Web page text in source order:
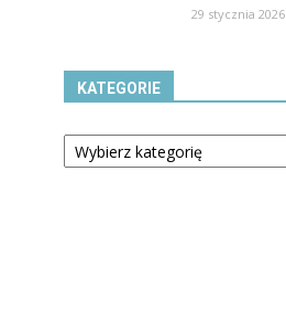
29 stycznia 2026
KATEGORIE
Kategorie